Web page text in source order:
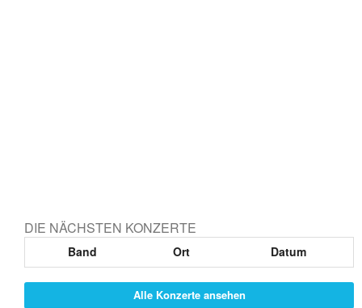
DIE NÄCHSTEN KONZERTE
Band Ort Datum
Alle Konzerte ansehen